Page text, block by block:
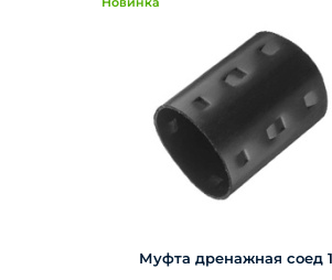
Муфта дренажная соед